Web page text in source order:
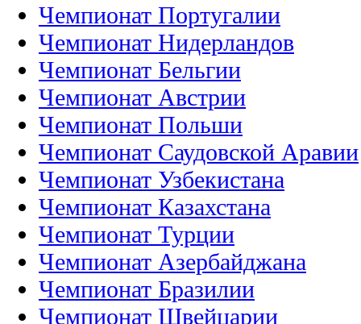
Чемпионат Португалии
Чемпионат Нидерландов
Чемпионат Бельгии
Чемпионат Австрии
Чемпионат Польши
Чемпионат Саудовской Аравии
Чемпионат Узбекистана
Чемпионат Казахстана
Чемпионат Турции
Чемпионат Азербайджана
Чемпионат Бразилии
Чемпионат Швейцарии